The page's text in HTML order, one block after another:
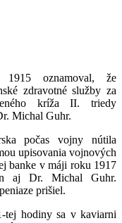
oznamoval, že
zdravotné služby za
kríža II. triedy
Michal Guhr.
počas vojny nútila
upisovania vojnových
banke v máji roku 1917
aj Dr. Michal Guhr.
prišiel.
tej hodiny sa v kaviarni